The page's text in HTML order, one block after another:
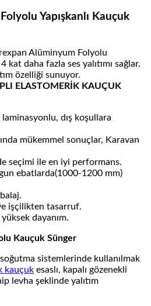
Yapışkanlı Kauçuk
Alüminyum Folyolu
kat daha fazla ses yalıtımı sağlar.
özelliği sunuyor.
ELASTOMERİK KAUÇUK
dış koşullara
mükemmel sonuçlar, Karavan
seçimi ile en iyi performans.
ebatlarda(1000-1200 mm)
işçilikten tasarruf.
dayanım.
Kauçuk Sünger
sistemlerinde kullanılmak
kauçuk esaslı, kapalı gözenekli
levha şeklinde yalıtım